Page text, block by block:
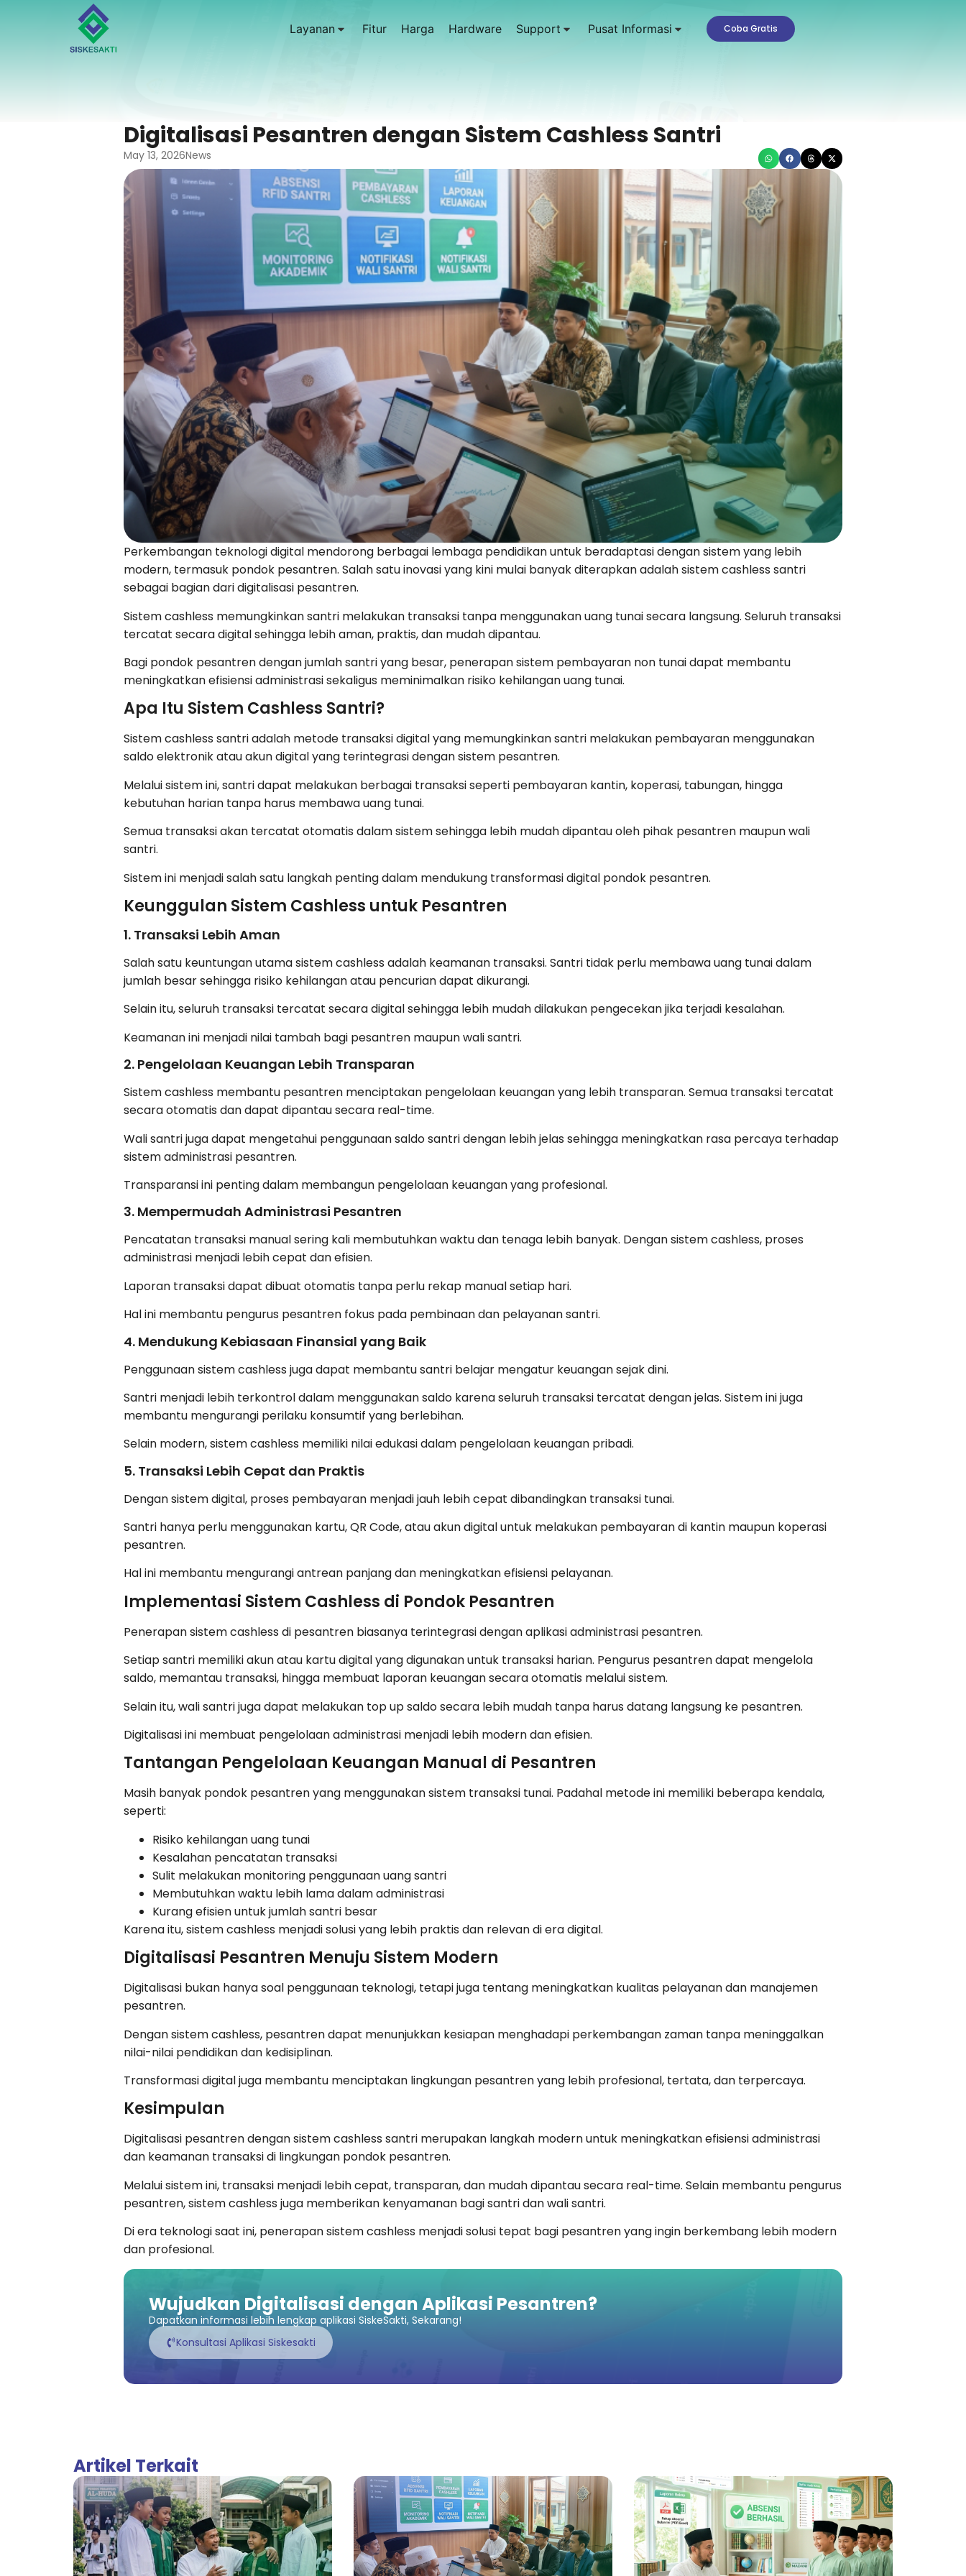
Layanan Fitur Harga Hardware Support Pusat Informasi Coba Gratis
Digitalisasi Pesantren dengan Sistem Cashless Santri
May 13, 2026News
Perkembangan teknologi digital mendorong berbagai lembaga pendidikan untuk beradaptasi dengan sistem yang lebih
modern, termasuk pondok pesantren. Salah satu inovasi yang kini mulai banyak diterapkan adalah sistem cashless santri
sebagai bagian dari digitalisasi pesantren.
Sistem cashless memungkinkan santri melakukan transaksi tanpa menggunakan uang tunai secara langsung. Seluruh transaksi
tercatat secara digital sehingga lebih aman, praktis, dan mudah dipantau.
Bagi pondok pesantren dengan jumlah santri yang besar, penerapan sistem pembayaran non tunai dapat membantu
meningkatkan efisiensi administrasi sekaligus meminimalkan risiko kehilangan uang tunai.
Apa Itu Sistem Cashless Santri?
Sistem cashless santri adalah metode transaksi digital yang memungkinkan santri melakukan pembayaran menggunakan
saldo elektronik atau akun digital yang terintegrasi dengan sistem pesantren.
Melalui sistem ini, santri dapat melakukan berbagai transaksi seperti pembayaran kantin, koperasi, tabungan, hingga
kebutuhan harian tanpa harus membawa uang tunai.
Semua transaksi akan tercatat otomatis dalam sistem sehingga lebih mudah dipantau oleh pihak pesantren maupun wali
santri.
Sistem ini menjadi salah satu langkah penting dalam mendukung transformasi digital pondok pesantren.
Keunggulan Sistem Cashless untuk Pesantren
1. Transaksi Lebih Aman
Salah satu keuntungan utama sistem cashless adalah keamanan transaksi. Santri tidak perlu membawa uang tunai dalam
jumlah besar sehingga risiko kehilangan atau pencurian dapat dikurangi.
Selain itu, seluruh transaksi tercatat secara digital sehingga lebih mudah dilakukan pengecekan jika terjadi kesalahan.
Keamanan ini menjadi nilai tambah bagi pesantren maupun wali santri.
2. Pengelolaan Keuangan Lebih Transparan
Sistem cashless membantu pesantren menciptakan pengelolaan keuangan yang lebih transparan. Semua transaksi tercatat
secara otomatis dan dapat dipantau secara real-time.
Wali santri juga dapat mengetahui penggunaan saldo santri dengan lebih jelas sehingga meningkatkan rasa percaya terhadap
sistem administrasi pesantren.
Transparansi ini penting dalam membangun pengelolaan keuangan yang profesional.
3. Mempermudah Administrasi Pesantren
Pencatatan transaksi manual sering kali membutuhkan waktu dan tenaga lebih banyak. Dengan sistem cashless, proses
administrasi menjadi lebih cepat dan efisien.
Laporan transaksi dapat dibuat otomatis tanpa perlu rekap manual setiap hari.
Hal ini membantu pengurus pesantren fokus pada pembinaan dan pelayanan santri.
4. Mendukung Kebiasaan Finansial yang Baik
Penggunaan sistem cashless juga dapat membantu santri belajar mengatur keuangan sejak dini.
Santri menjadi lebih terkontrol dalam menggunakan saldo karena seluruh transaksi tercatat dengan jelas. Sistem ini juga
membantu mengurangi perilaku konsumtif yang berlebihan.
Selain modern, sistem cashless memiliki nilai edukasi dalam pengelolaan keuangan pribadi.
5. Transaksi Lebih Cepat dan Praktis
Dengan sistem digital, proses pembayaran menjadi jauh lebih cepat dibandingkan transaksi tunai.
Santri hanya perlu menggunakan kartu, QR Code, atau akun digital untuk melakukan pembayaran di kantin maupun koperasi
pesantren.
Hal ini membantu mengurangi antrean panjang dan meningkatkan efisiensi pelayanan.
Implementasi Sistem Cashless di Pondok Pesantren
Penerapan sistem cashless di pesantren biasanya terintegrasi dengan aplikasi administrasi pesantren.
Setiap santri memiliki akun atau kartu digital yang digunakan untuk transaksi harian. Pengurus pesantren dapat mengelola
saldo, memantau transaksi, hingga membuat laporan keuangan secara otomatis melalui sistem.
Selain itu, wali santri juga dapat melakukan top up saldo secara lebih mudah tanpa harus datang langsung ke pesantren.
Digitalisasi ini membuat pengelolaan administrasi menjadi lebih modern dan efisien.
Tantangan Pengelolaan Keuangan Manual di Pesantren
Masih banyak pondok pesantren yang menggunakan sistem transaksi tunai. Padahal metode ini memiliki beberapa kendala,
seperti:
Risiko kehilangan uang tunai
Kesalahan pencatatan transaksi
Sulit melakukan monitoring penggunaan uang santri
Membutuhkan waktu lebih lama dalam administrasi
Kurang efisien untuk jumlah santri besar
Karena itu, sistem cashless menjadi solusi yang lebih praktis dan relevan di era digital.
Digitalisasi Pesantren Menuju Sistem Modern
Digitalisasi bukan hanya soal penggunaan teknologi, tetapi juga tentang meningkatkan kualitas pelayanan dan manajemen
pesantren.
Dengan sistem cashless, pesantren dapat menunjukkan kesiapan menghadapi perkembangan zaman tanpa meninggalkan
nilai-nilai pendidikan dan kedisiplinan.
Transformasi digital juga membantu menciptakan lingkungan pesantren yang lebih profesional, tertata, dan terpercaya.
Kesimpulan
Digitalisasi pesantren dengan sistem cashless santri merupakan langkah modern untuk meningkatkan efisiensi administrasi
dan keamanan transaksi di lingkungan pondok pesantren.
Melalui sistem ini, transaksi menjadi lebih cepat, transparan, dan mudah dipantau secara real-time. Selain membantu pengurus
pesantren, sistem cashless juga memberikan kenyamanan bagi santri dan wali santri.
Di era teknologi saat ini, penerapan sistem cashless menjadi solusi tepat bagi pesantren yang ingin berkembang lebih modern
dan profesional.
Wujudkan Digitalisasi dengan Aplikasi Pesantren?
Dapatkan informasi lebih lengkap aplikasi SiskeSakti, Sekarang!
Konsultasi Aplikasi Siskesakti
Artikel Terkait